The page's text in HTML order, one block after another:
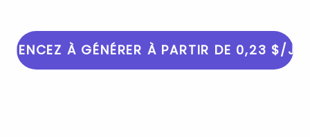
À GÉNÉRER À PARTIR DE 0,23 $/